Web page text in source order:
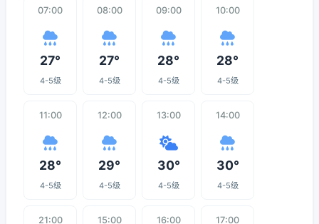
07:00
27°
4-5级
08:00
27°
4-5级
09:00
28°
4-5级
10:00
28°
4-5级
11:00
28°
4-5级
12:00
29°
4-5级
13:00
30°
4-5级
14:00
30°
4-5级
21:00 15:00 16:00 17:00